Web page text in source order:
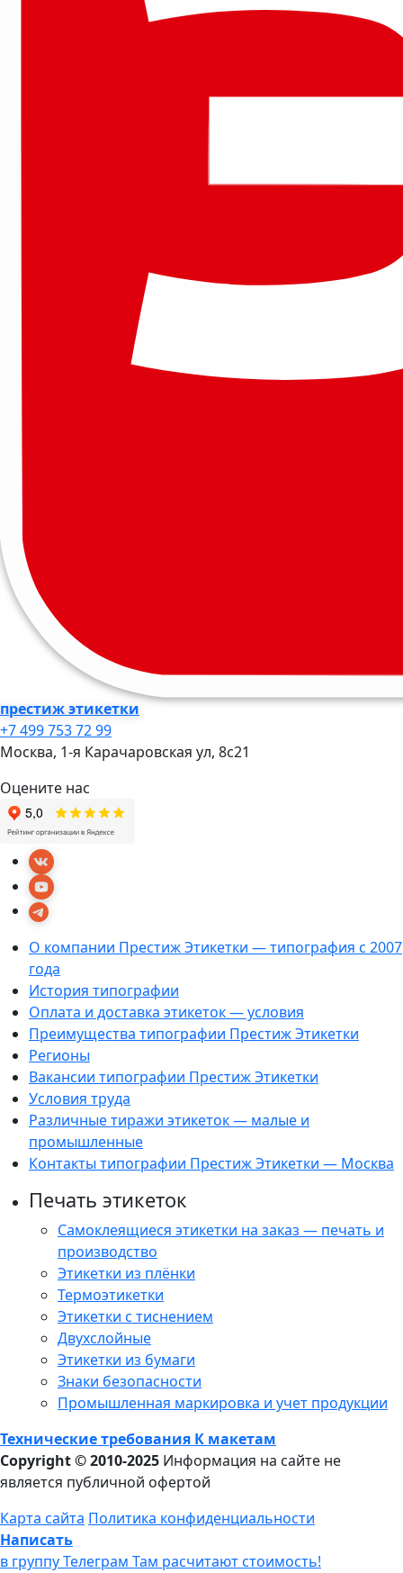
престиж этикетки
+7 499 753 72 99
Москва, 1-я Карачаровская ул, 8c21
Оцените нас
О компании Престиж Этикетки — типография с 2007
года
История типографии
Оплата и доставка этикеток — условия
Преимущества типографии Престиж Этикетки
Регионы
Вакансии типографии Престиж Этикетки
Условия труда
Различные тиражи этикеток — малые и
промышленные
Контакты типографии Престиж Этикетки — Москва
Печать этикеток
Самоклеящиеся этикетки на заказ — печать и
производство
Этикетки из плёнки
Термоэтикетки
Этикетки с тиснением
Двухслойные
Этикетки из бумаги
Знаки безопасности
Промышленная маркировка и учет продукции
Технические требования К макетам
Copyright © 2010-2025 Информация на сайте не
является публичной офертой
Карта сайта Политика конфиденциальности
Написать
в группу Телеграм Там расчитают стоимость!